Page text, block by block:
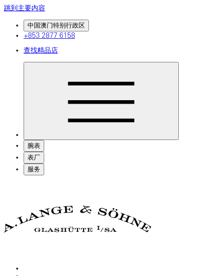
跳到主要内容
中国澳门特别行政区
+853 2877 6158
查找精品店
腕表
表厂
服务